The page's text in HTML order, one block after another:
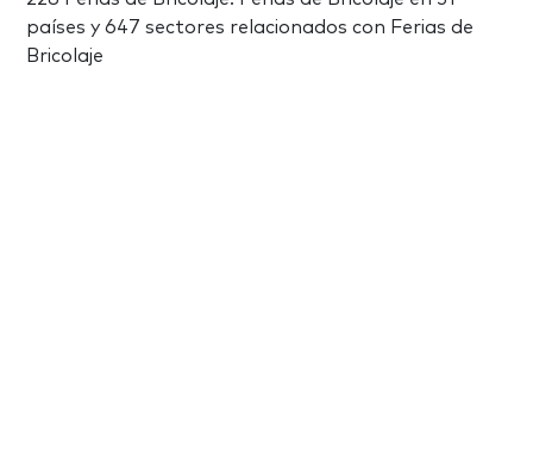
países y 647 sectores relacionados con Ferias de
Bricolaje